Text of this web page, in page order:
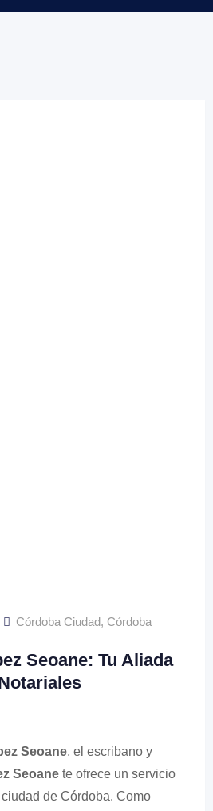
Córdoba Ciudad, Córdoba
Seoane: Tu Aliada
Seoane, el escribano y
Seoane te ofrece un servicio
de Córdoba. Como